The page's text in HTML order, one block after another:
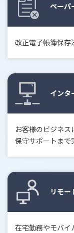
ペーパ
改正電子帳簿保存
インタ
お客様のビジネ
保守サポートまで
リモー
在宅勤務やモバイ